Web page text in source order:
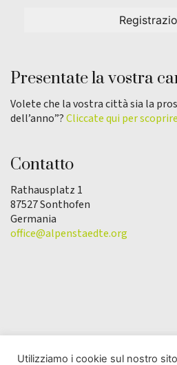
Presentate la vostra
Volete che la vostra città sia la
dell’anno”?Cliccate qui per
Contatto
Rathausplatz 1
87527 Sonthofen
Germania
office@alpenstaedte.org
Utilizziamo i cookie sul nostro